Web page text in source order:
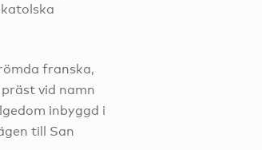
franska,
vid namn
inbyggd i
till San